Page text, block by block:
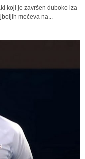
koji je završen duboko iza
mečeva na...